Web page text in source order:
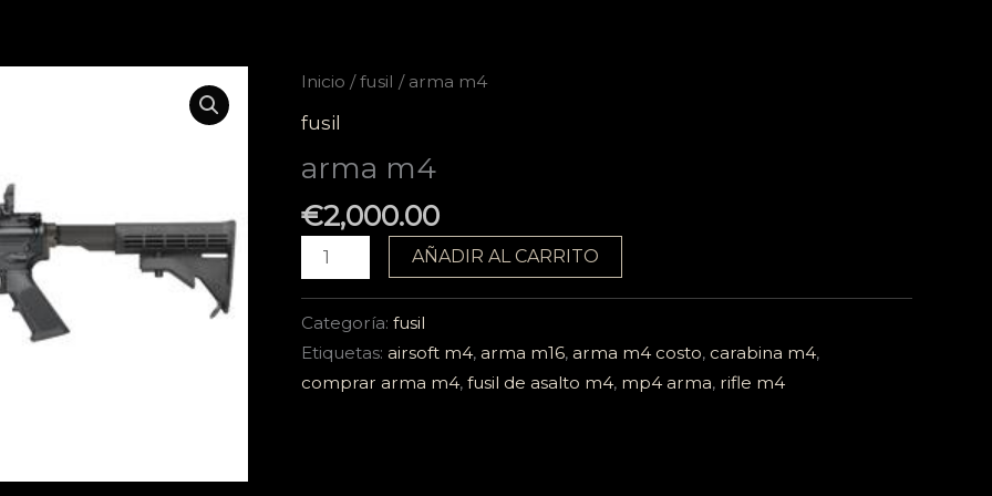
Inicio /fusil / arma m4
fusil
arma m4
€2,000.00
arma
m4
AÑADIR AL CARRITO
Categoría: fusil
Etiquetas: airsoft m4, arma m16, arma m4 costo, carabina m4,
comprar arma m4, fusil de asalto m4, mp4 arma, rifle m4